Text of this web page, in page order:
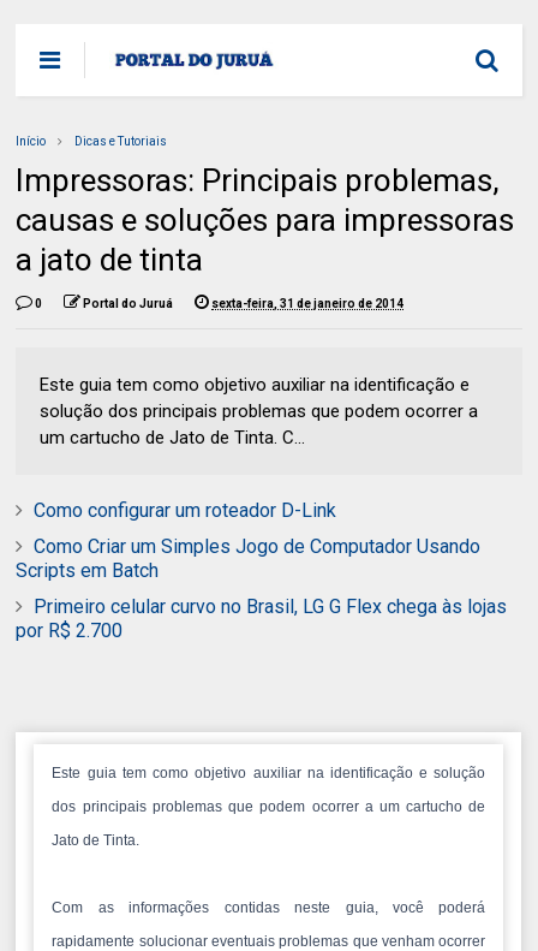
Início Dicas e Tutoriais
Impressoras: Principais problemas,
causas e soluções para impressoras
a jato de tinta
0 Portal do Juruá sexta-feira, 31 de janeiro de 2014
Este guia tem como objetivo auxiliar na identificação e
solução dos principais problemas que podem ocorrer a
um cartucho de Jato de Tinta. C...
Como configurar um roteador D-Link
Como Criar um Simples Jogo de Computador Usando
Scripts em Batch
Primeiro celular curvo no Brasil, LG G Flex chega às lojas
por R$ 2.700
Este guia tem como objetivo auxiliar na identificação e solução
dos principais problemas que podem ocorrer a um cartucho de
Jato de Tinta.
Com as informações contidas neste guia, você poderá
rapidamente solucionar eventuais problemas que venham ocorrer